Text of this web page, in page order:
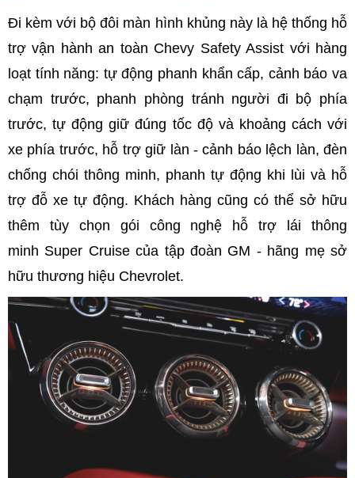
Đi kèm với bộ đôi màn hình khủng này là hệ thống hỗ
trợ vận hành an toàn Chevy Safety Assist với hàng
loạt tính năng: tự động phanh khẩn cấp, cảnh báo va
chạm trước, phanh phòng tránh người đi bộ phía
trước, tự động giữ đúng tốc độ và khoảng cách với
xe phía trước, hỗ trợ giữ làn - cảnh báo lệch làn, đèn
chống chói thông minh, phanh tự động khi lùi và hỗ
trợ đỗ xe tự động. Khách hàng cũng có thể sở hữu
thêm tùy chọn gói công nghệ hỗ trợ lái thông
minh Super Cruise của tập đoàn GM - hãng mẹ sở
hữu thương hiệu Chevrolet.